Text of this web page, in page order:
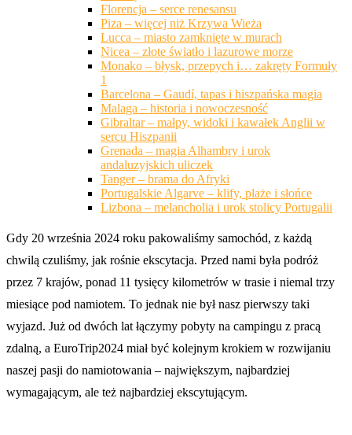
Florencja – serce renesansu
Piza – więcej niż Krzywa Wieża
Lucca – miasto zamknięte w murach
Nicea – złote światło i lazurowe morze
Monako – błysk, przepych i… zakręty Formuły
1
Barcelona – Gaudí, tapas i hiszpańska magia
Malaga – historia i nowoczesność
Gibraltar – małpy, widoki i kawałek Anglii w
sercu Hiszpanii
Grenada – magia Alhambry i urok
andaluzyjskich uliczek
Tanger – brama do Afryki
Portugalskie Algarve – klify, plaże i słońce
Lizbona – melancholia i urok stolicy Portugalii
Gdy 20 września 2024 roku pakowaliśmy samochód, z każdą
chwilą czuliśmy, jak rośnie ekscytacja. Przed nami była podróż
przez 7 krajów, ponad 11 tysięcy kilometrów w trasie i niemal trzy
miesiące pod namiotem. To jednak nie był nasz pierwszy taki
wyjazd. Już od dwóch lat łączymy pobyty na campingu z pracą
zdalną, a EuroTrip2024 miał być kolejnym krokiem w rozwijaniu
naszej pasji do namiotowania – największym, najbardziej
wymagającym, ale też najbardziej ekscytującym.